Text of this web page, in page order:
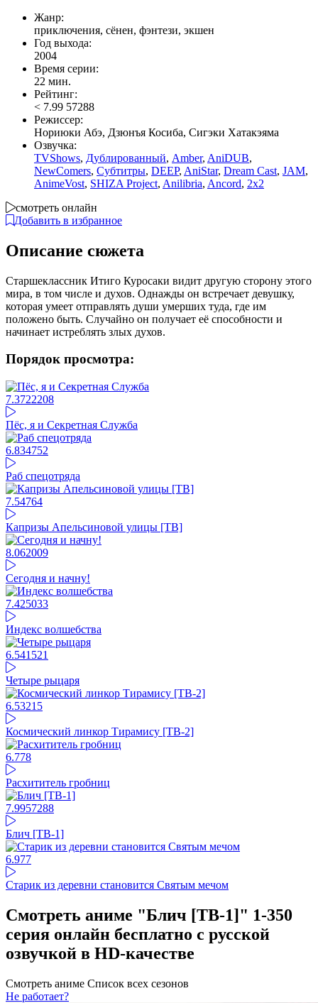
Жанр:
приключения, сёнен, фэнтези, экшен
Год выхода:
2004
Время серии:
22 мин.
Рейтинг:
< 7.99 57288
Режиссер:
Нориюки Абэ, Дзюнъя Косиба, Сигэки Хатакэяма
Озвучка:
TVShows, Дублированный, Amber, AniDUB,
NewComers, Субтитры, DEEP, AniStar, Dream Cast, JAM,
AnimeVost, SHIZA Project, Anilibria, Ancord, 2x2
смотреть онлайн
Добавить в избранное
Описание сюжета
Старшеклассник Итиго Куросаки видит другую сторону этого
мира, в том числе и духов. Однажды он встречает девушку,
которая умеет отправлять души умерших туда, где им
положено быть. Случайно он получает её способности и
начинает истреблять злых духов.
Порядок просмотра:
7.3722208
Пёс, я и Секретная Служба
6.834752
Раб спецотряда
7.54764
Капризы Апельсиновой улицы [ТВ]
8.062009
Сегодня и начну!
7.425033
Индекс волшебства
6.541521
Четыре рыцаря
6.53215
Космический линкор Тирамису [ТВ-2]
6.778
Расхититель гробниц
7.9957288
Блич [ТВ-1]
6.977
Старик из деревни становится Святым мечом
Смотреть аниме "Блич [ТВ-1]" 1-350
серия онлайн бесплатно с русской
озвучкой в HD-качестве
Смотреть аниме Список всех сезонов
Не работает?